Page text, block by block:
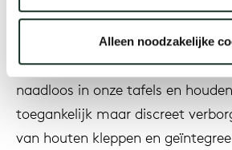
Alleen noodzakelijke
Omschrijving
Onze cable management
naadloos in onze tafels en
toegankelijk maar discreet
van houten kleppen en